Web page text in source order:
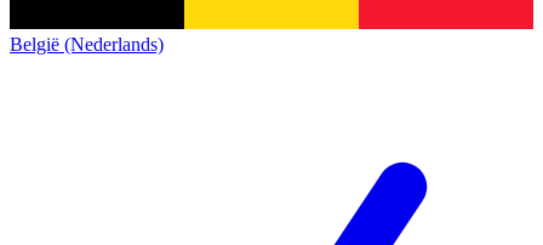
België (Nederlands)